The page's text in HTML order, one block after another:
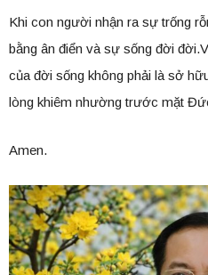
Khi con người nhận ra sự trống
bằng ân điển và sự sống đời
của đời sống không phải là sở
lòng khiêm nhường trước mặt
Amen.